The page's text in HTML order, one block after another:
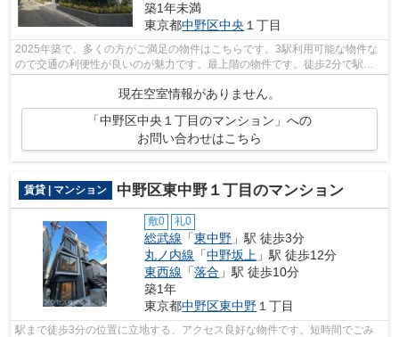
築1年未満
東京都中野区中央 １丁目
2025年築で、多くの方がご満足の物件はこちらです。3駅利用可能な物件な
ので交通の利便性が良いのが魅力です。最上階の物件です。徒歩2分で駅に
現在空室情報がありません。
「中野区中央１丁目のマンション」への
お問い合わせはこちら
賃貸 | マンション 中野区東中野１丁目のマンション
敷0 礼0
総武線 「東中野 」駅 徒歩3分
丸ノ内線 「中野坂上 」駅 徒歩12分
東西線 「落合 」駅 徒歩10分
築1年
東京都中野区東中野 １丁目
駅まで徒歩3分の位置に立地する、アクセス良好な物件です。短時間でごみ